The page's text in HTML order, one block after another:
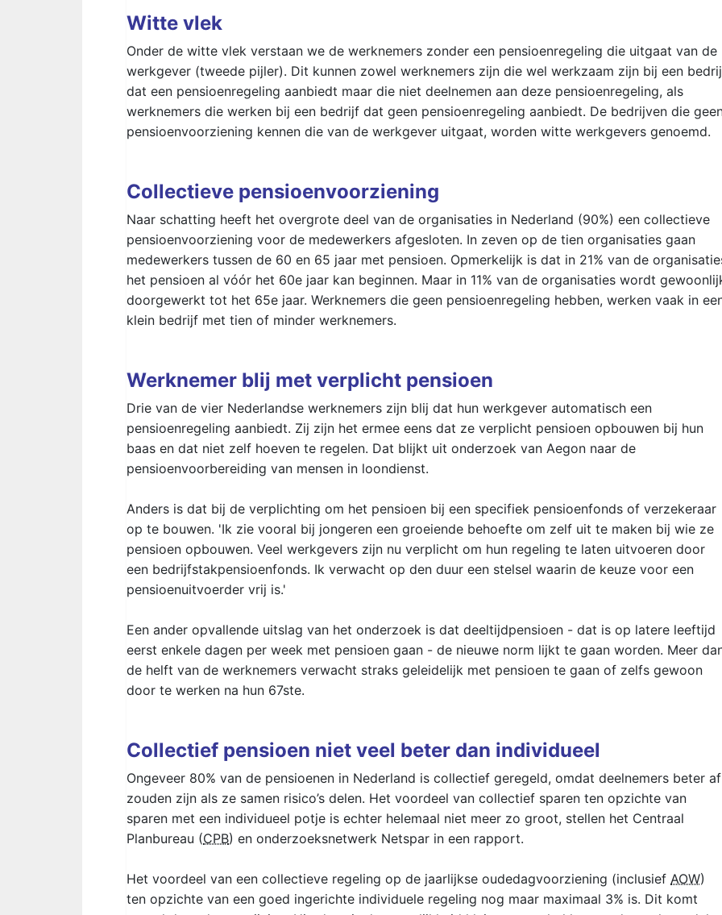
Witte vlek
Onder de witte vlek verstaan we de werknemers zonder een pensioenregeling die uitgaat van de
werkgever (tweede pijler). Dit kunnen zowel werknemers zijn die wel werkzaam zijn bij een
dat een pensioenregeling aanbiedt maar die niet deelnemen aan deze pensioenregeling, als
werknemers die werken bij een bedrijf dat geen pensioenregeling aanbiedt. De bedrijven die
pensioenvoorziening kennen die van de werkgever uitgaat, worden witte werkgevers genoemd.
Collectieve pensioenvoorziening
Naar schatting heeft het overgrote deel van de organisaties in Nederland (90%) een collectieve
pensioenvoorziening voor de medewerkers afgesloten. In zeven op de tien organisaties gaan
medewerkers tussen de 60 en 65 jaar met pensioen. Opmerkelijk is dat in 21% van de
het pensioen al vóór het 60e jaar kan beginnen. Maar in 11% van de organisaties wordt
doorgewerkt tot het 65e jaar. Werknemers die geen pensioenregeling hebben, werken vaak in
klein bedrijf met tien of minder werknemers.
Werknemer blij met verplicht pensioen
Drie van de vier Nederlandse werknemers zijn blij dat hun werkgever automatisch een
pensioenregeling aanbiedt. Zij zijn het ermee eens dat ze verplicht pensioen opbouwen bij hun
baas en dat niet zelf hoeven te regelen. Dat blijkt uit onderzoek van Aegon naar de
pensioenvoorbereiding van mensen in loondienst.
Anders is dat bij de verplichting om het pensioen bij een specifiek pensioenfonds of verzekeraar
op te bouwen. 'Ik zie vooral bij jongeren een groeiende behoefte om zelf uit te maken bij wie ze
pensioen opbouwen. Veel werkgevers zijn nu verplicht om hun regeling te laten uitvoeren door
een bedrijfstakpensioenfonds. Ik verwacht op den duur een stelsel waarin de keuze voor een
pensioenuitvoerder vrij is.'
Een ander opvallende uitslag van het onderzoek is dat deeltijdpensioen - dat is op latere leeftijd
eerst enkele dagen per week met pensioen gaan - de nieuwe norm lijkt te gaan worden. Meer
de helft van de werknemers verwacht straks geleidelijk met pensioen te gaan of zelfs gewoon
door te werken na hun 67ste.
Collectief pensioen niet veel beter dan individueel
Ongeveer 80% van de pensioenen in Nederland is collectief geregeld, omdat deelnemers beter af
zouden zijn als ze samen risico’s delen. Het voordeel van collectief sparen ten opzichte van
sparen met een individueel potje is echter helemaal niet meer zo groot, stellen het Centraal
Planbureau (CPB) en onderzoeksnetwerk Netspar in een rapport.
Het voordeel van een collectieve regeling op de jaarlijkse oudedagvoorziening (inclusief AOW)
ten opzichte van een goed ingerichte individuele regeling nog maar maximaal 3% is. Dit komt